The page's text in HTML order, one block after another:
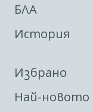
БЛА
История
Избрано
Най-новото